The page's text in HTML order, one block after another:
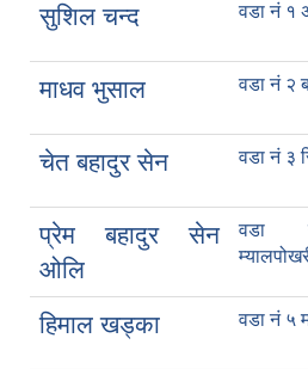
सुशिल चन्द वडा नं १
माधव भुसाल वडा नं २
चेत बहादुर सेन वडा नं ३
प्रेम बहादुर सेन
ओलि
हिमाल खड्का वडा नं ५